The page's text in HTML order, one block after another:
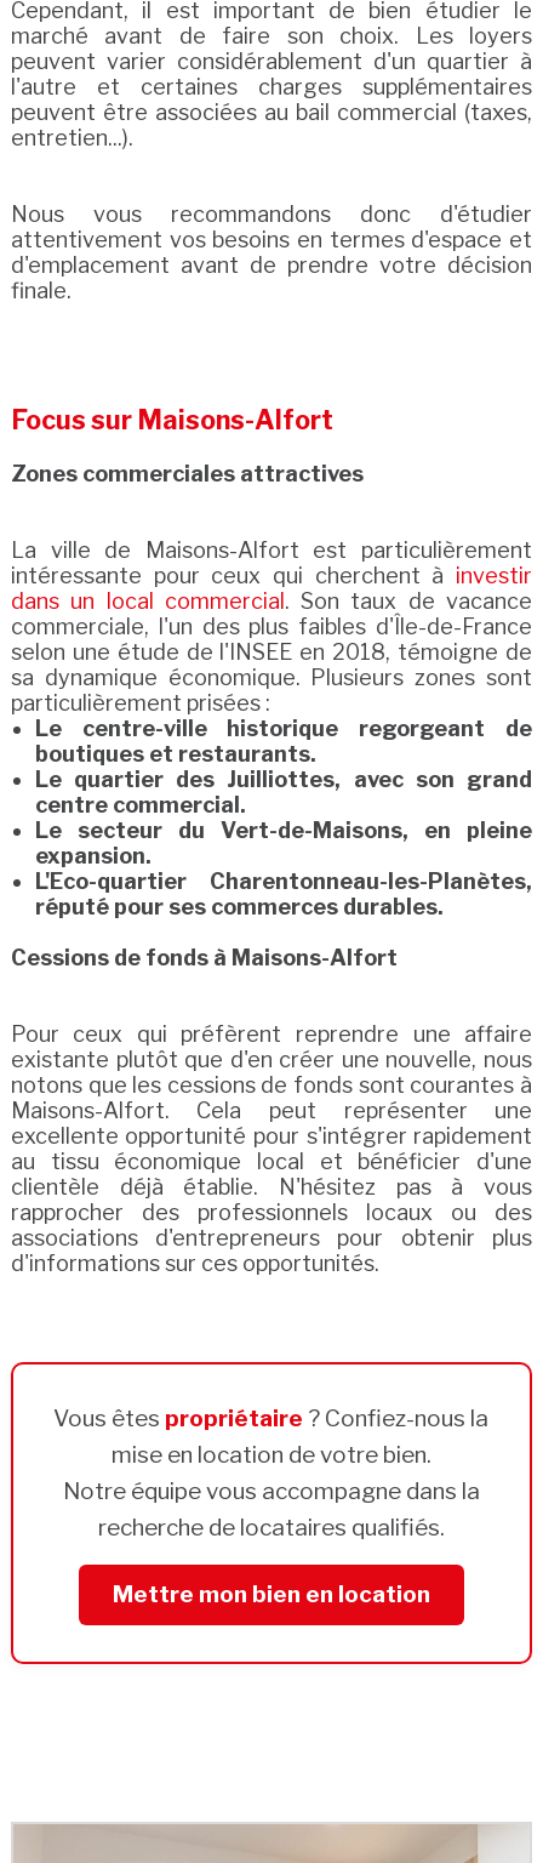
Cependant, il est important de bien étudier le
marché avant de faire son choix. Les loyers
peuvent varier considérablement d'un quartier à
l'autre et certaines charges supplémentaires
peuvent être associées au bail commercial (taxes,
entretien...).
Nous vous recommandons donc d'étudier
attentivement vos besoins en termes d'espace et
d'emplacement avant de prendre votre décision
finale.
Focus sur Maisons-Alfort
Zones commerciales attractives
La ville de Maisons-Alfort est particulièrement
intéressante pour ceux qui cherchent à investir
dans un local commercial . Son taux de vacance
commerciale, l'un des plus faibles d'Île-de-France
selon une étude de l'INSEE en 2018, témoigne de
sa dynamique économique. Plusieurs zones sont
particulièrement prisées :
Le centre-ville historique regorgeant de
boutiques et restaurants.
Le quartier des Juilliottes, avec son grand
centre commercial.
Le secteur du Vert-de-Maisons, en pleine
expansion.
L'Eco-quartier Charentonneau-les-Planètes,
réputé pour ses commerces durables.
Cessions de fonds à Maisons-Alfort
Pour ceux qui préfèrent reprendre une affaire
existante plutôt que d'en créer une nouvelle, nous
notons que les cessions de fonds sont courantes à
Maisons-Alfort. Cela peut représenter une
excellente opportunité pour s'intégrer rapidement
au tissu économique local et bénéficier d'une
clientèle déjà établie. N'hésitez pas à vous
rapprocher des professionnels locaux ou des
associations d'entrepreneurs pour obtenir plus
d'informations sur ces opportunités.
Vous êtes propriétaire ? Confiez-nous la
mise en location de votre bien.
Notre équipe vous accompagne dans la
recherche de locataires qualifiés.
Mettre mon bien en location